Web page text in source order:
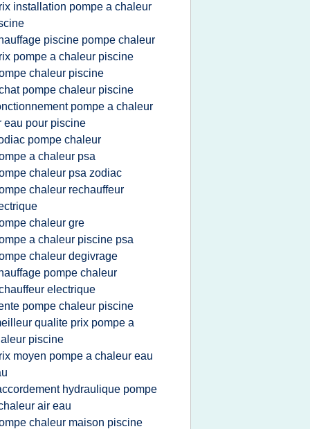
installation pompe a chaleur
piscine pompe chaleur
pompe a chaleur piscine
chaleur piscine
pompe chaleur piscine
pompe a chaleur
eau pour piscine
pompe chaleur
a chaleur psa
chaleur psa zodiac
chaleur rechauffeur
chaleur gre
a chaleur piscine psa
chaleur degivrage
pompe chaleur
electrique
pompe chaleur piscine
qualite prix pompe a
piscine
moyen pompe a chaleur eau
hydraulique pompe
air eau
chaleur maison piscine